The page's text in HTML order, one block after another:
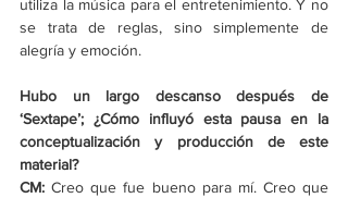
utiliza la música para el entretenimiento. Y no
se trata de reglas, sino simplemente de
alegría y emoción.
Hubo un largo descanso después de
‘Sextape’; ¿Cómo influyó esta pausa en la
conceptualización y producción de este
material?
CM: Creo que fue bueno para mí. Creo que